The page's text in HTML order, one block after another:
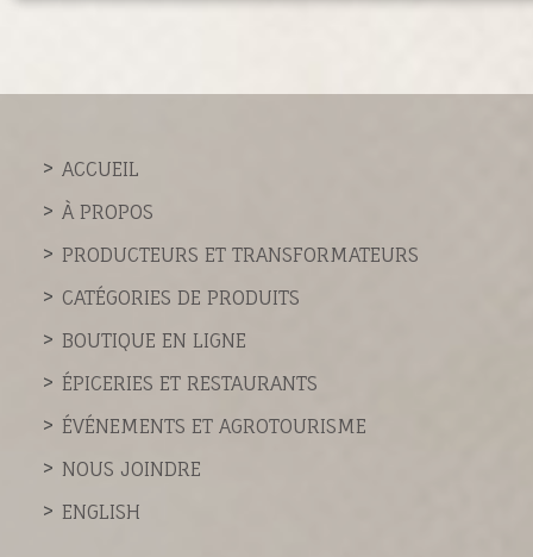
ACCUEIL
À PROPOS
PRODUCTEURS ET TRANSFORMATEURS
CATÉGORIES DE PRODUITS
BOUTIQUE EN LIGNE
ÉPICERIES ET RESTAURANTS
ÉVÉNEMENTS ET AGROTOURISME
NOUS JOINDRE
ENGLISH